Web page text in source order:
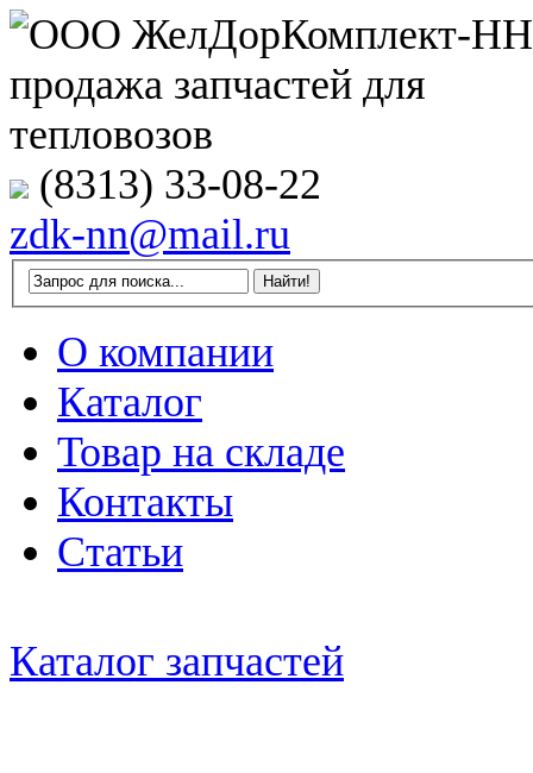
(8313) 33-08-22
zdk-nn@mail.ru
О компании
Каталог
Товар на складе
Контакты
Статьи
Каталог запчастей